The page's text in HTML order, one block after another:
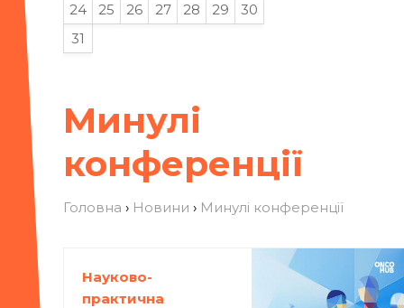
Минулі
конференції
Головна › Новини › Минулі конференції
Науково-
практична
24
25 26 27 28 29
30
31